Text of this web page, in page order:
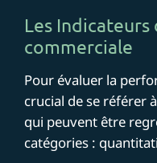
Les
commerciale
Pour évaluer la
crucial de se référer
qui peuvent être
catégories :